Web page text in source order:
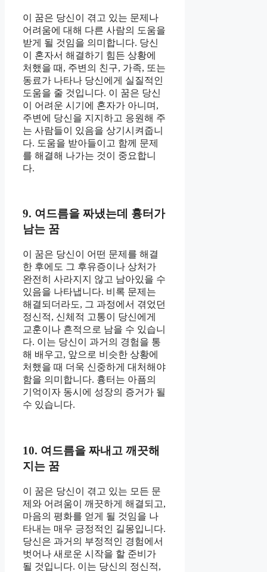
이 꿈은 당신이 겪고 있는 문제나
어려움에 대해 다른 사람의 도움을
받게 될 것임을 의미합니다. 당신
이 혼자서 해결하기 힘든 상황에
처했을 때, 주변의 친구, 가족, 또는
동료가 나타나 당신에게 실질적인
도움을 줄 것입니다. 이 꿈은 당신
이 어려운 시기에 혼자가 아니며,
주변에 당신을 지지하고 응원해 주
는 사람들이 있음을 상기시켜줍니
다. 도움을 받아들이고 함께 문제
를 해결해 나가는 것이 중요합니
다.
9. 여드름을 짜냈는데 흉터가
남는 꿈
이 꿈은 당신이 어떤 문제를 해결
한 후에도 그 후유증이나 상처가
완전히 사라지지 않고 남아있을 수
있음을 나타냅니다. 비록 문제는
해결되더라도, 그 과정에서 겪었던
정신적, 신체적 고통이 당신에게
교훈이나 흔적으로 남을 수 있습니
다. 이는 당신이 과거의 경험을 통
해 배우고, 앞으로 비슷한 상황에
처했을 때 더욱 신중하게 대처해야
함을 의미합니다. 흉터는 아픔의
기억이자 동시에 성장의 증거가 될
수 있습니다.
10. 여드름을 짜내고 깨끗해
지는 꿈
이 꿈은 당신이 겪고 있는 모든 문
제와 어려움이 깨끗하게 해결되고,
마음의 평화를 얻게 될 것임을 나
타내는 매우 긍정적인 길몽입니다.
당신은 과거의 부정적인 경험에서
벗어나 새로운 시작을 할 준비가
될 것입니다. 이는 당신의 정신적,